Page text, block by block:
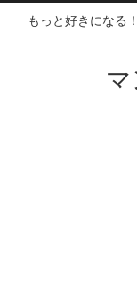
もっと好きになる